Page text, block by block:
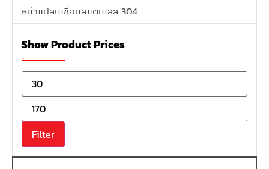
หน้าแปลนเชื่อมสแตนเลส 304
หน้าแปลนเหล็กคอสูง
หน้าแปลนเชื่อมเหล็กสลิปออน
หน้าแปลนเชื่อมเหล็กบอด
หน้าแปลนเชื่อมบอด SUS304 JEF 300P RF
หน้าแปลนเชื่อมบอด SUS304 JEF PN40 RF
หน้าแปลนเชื่อมบอด SUS304 JEF PN16 RF
Show Product Prices
Filter